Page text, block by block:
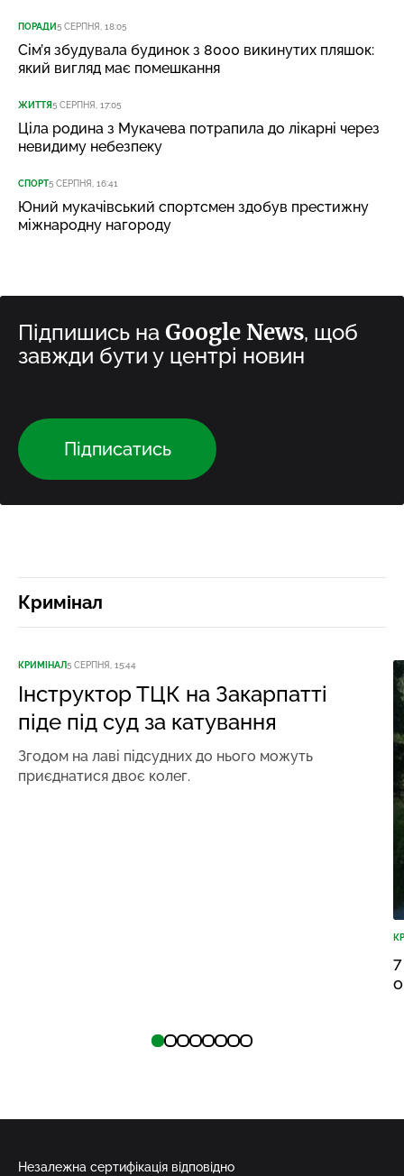
ПОРАДИ5 СЕРПНЯ, 18:05
Сім’я збудувала будинок з 8000 викинутих пляшок:
який вигляд має помешкання
ЖИТТЯ5 СЕРПНЯ, 17:05
Ціла родина з Мукачева потрапила до лікарні через
невидиму небезпеку
СПОРТ5 СЕРПНЯ, 16:41
Юний мукачівський спортсмен здобув престижну
міжнародну нагороду
Підпишись на Google News, щоб
завжди бути у центрі новин
Підписатись
Кримінал
КРИМІНАЛ5 СЕРПНЯ, 15:44
Інструктор ТЦК на Закарпатті
піде під суд за катування
Згодом на лаві підсудних до нього можуть
приєднатися двоє колег.
Незалежна сертифікація відповідно